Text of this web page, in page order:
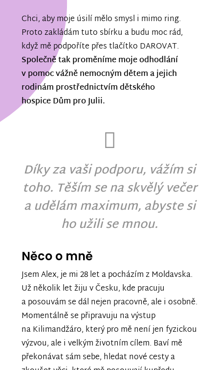
Chci, aby moje úsilí mělo smysl i mimo ring.
Proto zakládám tuto sbírku a budu moc rád,
když mě podpoříte přes tlačítko DAROVAT.
Společně tak proměníme moje odhodlání
v pomoc vážně nemocným dětem a jejich
rodinám prostřednictvím dětského
hospice Dům pro Julii.
Díky za vaši podporu, vážím si
toho. Těším se na skvělý večer
a udělám maximum, abyste si
ho užili se mnou.
Něco o mně
Jsem Alex, je mi 28 let a pocházím z Moldavska.
Už několik let žiju v Česku, kde pracuju
a posouvám se dál nejen pracovně, ale i osobně.
Momentálně se připravuju na výstup
na Kilimandžáro, který pro mě není jen fyzickou
výzvou, ale i velkým životním cílem. Baví mě
překonávat sám sebe, hledat nové cesty a